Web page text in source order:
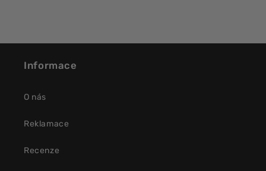
Informace
O nás
Reklamace
Recenze